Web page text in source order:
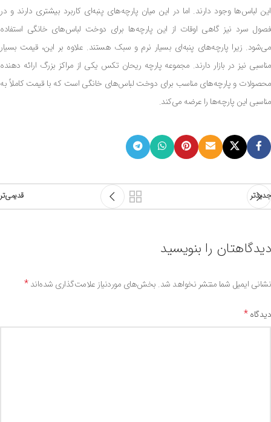
این لباس‌ها وجود دارند. اما در این میان پارچه‌های پنبه‌ای کاربرد بیشتری دارند و در
فصول سرد نیز گاهی اوقات از این پارچه‌ها برای دوخت لباس‌های خانگی استفاده
می‌شود. زیرا پارچه‌های پنبه‌ای بسیار نرم و سبک هستند. علاوه بر این، قیمت بسیار
مناسبی نیز در بازار دارند. مجموعه پارچه ریحان تکس یکی از مراکز بزرگ ارائه دهنده
محصولات و پارچه‌های مناسب برای دوخت لباس‌های خانگی است که با قیمت کاملاً به
مناسبی این پارچه‌ها را عرضه می‌کند.
جدیدتر قدیمی‌تر
دیدگاهتان را بنویسید
نشانی ایمیل شما منتشر نخواهد شد. بخش‌های موردنیاز علامت‌گذاری شده‌اند*
دیدگاه*